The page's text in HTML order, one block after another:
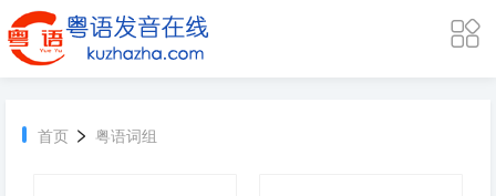
首页 > 粤语词组